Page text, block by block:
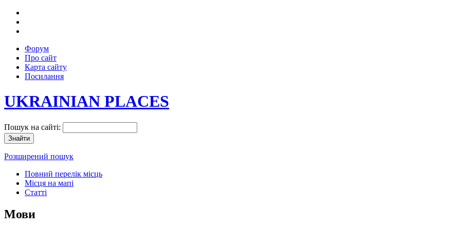
Форум
Про сайт
Карта сайту
Посилання
UKRAINIAN PLACES
Пошук на сайті:
Розширений пошук
Повний перелік місць
Місця на мапі
Статті
Мови